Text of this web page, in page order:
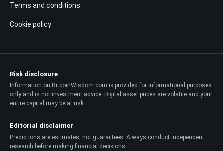
Terms and conditions
Cookie policy
Risk disclosure
Information on BitcoinWisdom.com is provided for informational purposes
only and is not investment advice. Digital asset prices are volatile and your
entire capital may be at risk.
Editorial disclaimer
Predictions are estimates, not guarantees. Always conduct independent
research before making financial decisions.